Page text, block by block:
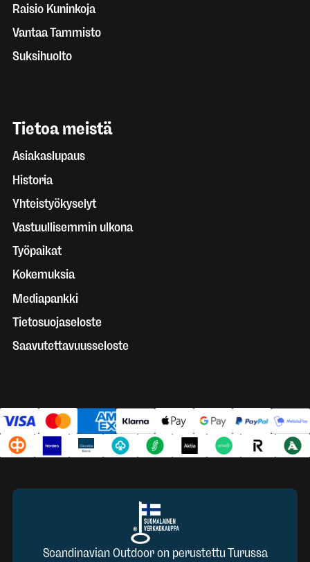
Raisio Kuninkoja
Vantaa Tammisto
Suksihuolto
Tietoa meistä
Asiakaslupaus
Historia
Yhteistyökyselyt
Vastuullisemmin ulkona
Työpaikat
Kokemuksia
Mediapankki
Tietosuojaseloste
Saavutettavuusseloste
Scandinavian Outdoor on perustettu Turussa